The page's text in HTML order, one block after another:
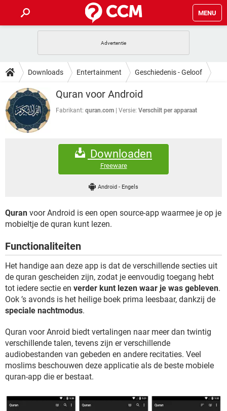
MENU
INSTAGRAM WINDOWS 10
NETFLIX CORONAVIRUS
GRATIS SNAPCHAT
TIKTOK
HOW-TO
VIDEOBELLEN GAMES
INSTAGRAM
NETFLIX
DOWNLOADS
VIDEOBELLEN GAMES
INSTAGRAM
CORONAVIRUS
SNAPCHAT
FORUM
WINDOWS 10
CORONAVIRUS
SNAPCHAT
GAMES
GRATIS SNAPCHAT
Downloads Entertainment Geschiedenis - Geloof
Quran voor Android
Fabrikant: quran.com Versie: Verschilt per apparaat
Downloaden
Freeware
Android - Engels
Quran voor Android is een open source-app waarmee je op je
mobieltje de quran kunt lezen.
Functionaliteiten
Het handige aan deze app is dat de verschillende secties uit
de quran gescheiden zijn, zodat je eenvoudig toegang hebt
tot iedere sectie en verder kunt lezen waar je was gebleven.
Ook ’s avonds is het heilige boek prima leesbaar, dankzij de
speciale nachtmodus.
Quran voor Anroid biedt vertalingen naar meer dan twintig
verschillende talen, tevens zijn er verschillende
audiobestanden van gebeden en andere recitaties. Veel
moslims beschouwen deze applicatie als de beste mobiele
quran-app die er bestaat.